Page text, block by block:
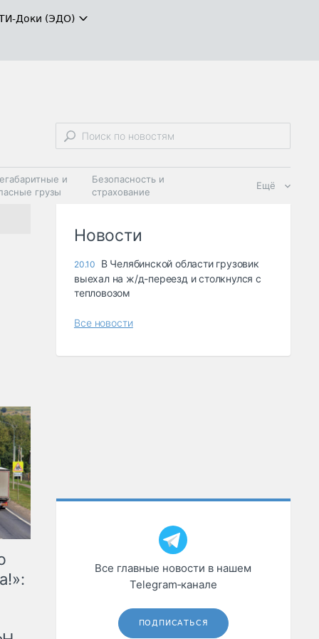
Доки (ЭДО)
и
грузы
Безопасность и
страхование
Ещё
Новости
20.10
В Челябинской области грузовик
выехал на ж/д-переезд и столкнулся с
тепловозом
Все новости
Все главные новости в нашем
Telegram‑канале
ПОДПИСАТЬСЯ